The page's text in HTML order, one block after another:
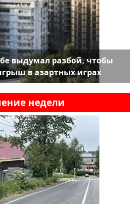
выдумал разбой, чтобы
в азартных играх
недели